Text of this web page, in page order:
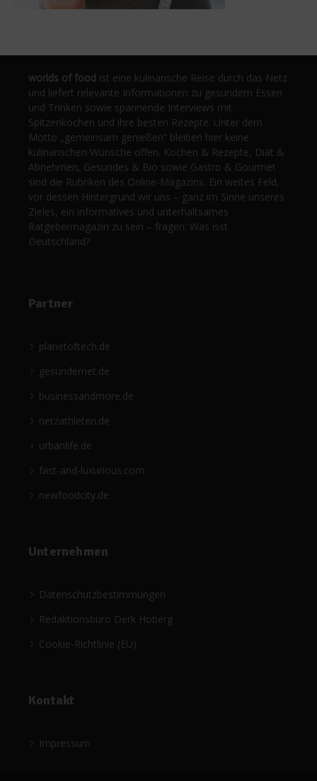
worlds of food ist eine kulinarische Reise durch das Netz
und liefert relevante Informationen zu gesundem Essen
und Trinken sowie spannende Interviews mit
Spitzenköchen und ihre besten Rezepte. Unter dem
Motto „gemeinsam genießen“ bleiben hier keine
kulinarischen Wünsche offen. Kochen & Rezepte, Diät &
Abnehmen, Gesundes & Bio sowie Gastro & Gourmet
sind die Rubriken des Online-Magazins. Ein weites Feld,
vor dessen Hintergrund wir uns – ganz im Sinne unseres
Zieles, ein informatives und unterhaltsames
Ratgebermagazin zu sein – fragen: Was isst
Deutschland?
Partner
planetoftech.de
gesündernet.de
businessandmore.de
netzathleten.de
urbanlife.de
fast-and-luxurious.com
newfoodcity.de
Unternehmen
Datenschutzbestimmungen
Redaktionsbüro Derk Hoberg
Cookie-Richtlinie (EU)
Kontakt
Impressum